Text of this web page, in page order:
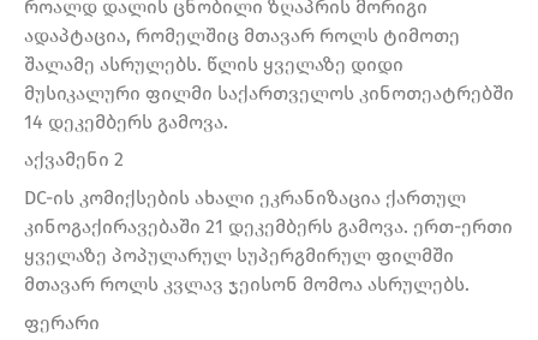
როალდ დალის ცნობილი ზღაპრის მორიგი
ადაპტაცია, რომელშიც მთავარ როლს ტიმოთე
შალამე ასრულებს. წლის ყველაზე დიდი
მუსიკალური ფილმი საქართველოს კინოთეატრებში
14 დეკემბერს გამოვა.
აქვამენი 2
DC-ის კომიქსების ახალი ეკრანიზაცია ქართულ
კინოგაქირავებაში 21 დეკემბერს გამოვა. ერთ-ერთი
ყველაზე პოპულარულ სუპერგმირულ ფილმში
მთავარ როლს კვლავ ჯეისონ მომოა ასრულებს.
ფერარი